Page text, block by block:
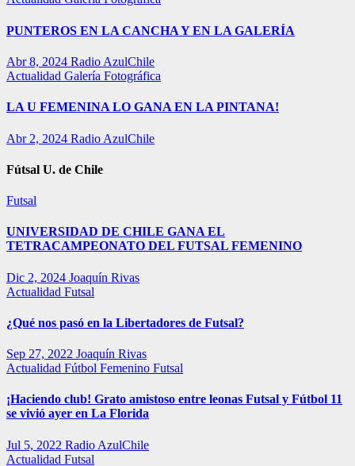
PUNTEROS EN LA CANCHA Y EN LA GALERÍA
Abr 8, 2024 Radio AzulChile
Actualidad Galería Fotográfica
LA U FEMENINA LO GANA EN LA PINTANA!
Abr 2, 2024 Radio AzulChile
Fútsal U. de Chile
Futsal
UNIVERSIDAD DE CHILE GANA EL
TETRACAMPEONATO DEL FUTSAL FEMENINO
Dic 2, 2024 Joaquín Rivas
Actualidad Futsal
¿Qué nos pasó en la Libertadores de Futsal?
Sep 27, 2022 Joaquín Rivas
Actualidad Fútbol Femenino Futsal
¡Haciendo club! Grato amistoso entre leonas Futsal y Fútbol 11
se vivió ayer en La Florida
Jul 5, 2022 Radio AzulChile
Actualidad Futsal